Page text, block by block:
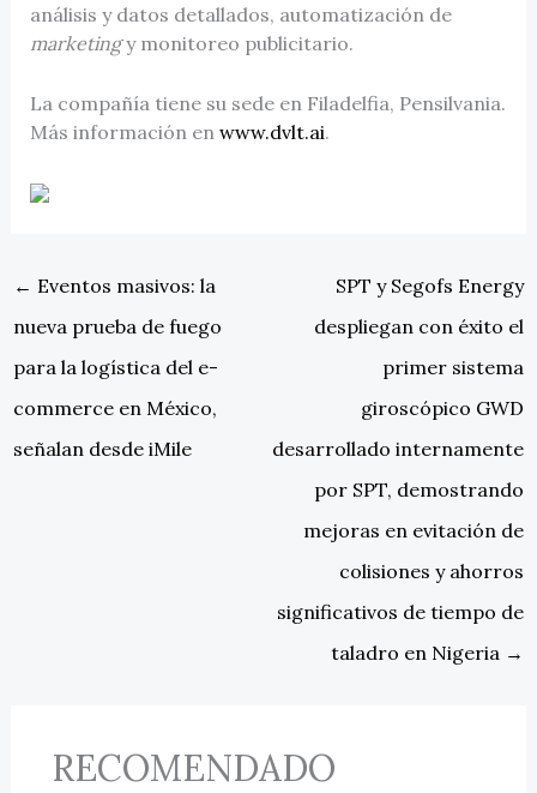
análisis y datos detallados, automatización de
marketingy monitoreo publicitario.
La compañía tiene su sede en Filadelfia, Pensilvania.
Más información en www.dvlt.ai.
← Eventos masivos: la
nueva prueba de fuego
para la logística del e-
commerce en México,
señalan desde iMile
SPT y Segofs Energy
despliegan con éxito el
primer sistema
giroscópico GWD
desarrollado internamente
por SPT, demostrando
mejoras en evitación de
colisiones y ahorros
significativos de tiempo de
taladro en Nigeria →
RECOMENDADO